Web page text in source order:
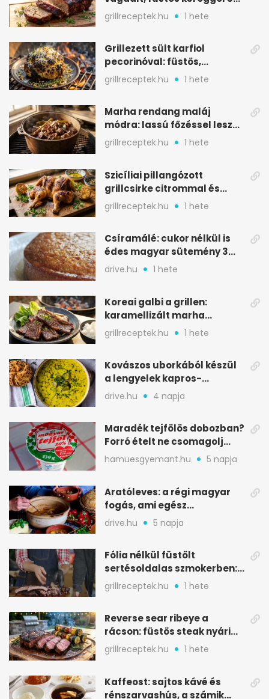
BBQ mázzal
grillreceptek.hu 1 hete
Grillezett sült karfiol
pecorinóval: füstös,
karamellizált nyári kedvenc
grillreceptek.hu 1 hete
Marha rendang maláj
módra: lassú főzéssel lesz
igazán szaftos
grillreceptek.hu 1 hete
Szicíliai pillangózott
grillcsirke citrommal és
oregánóval
grillreceptek.hu 1 hete
Csíramálé: cukor nélkül is
édes magyar sütemény 3
alapanyagból
drive.hu 1 hete
Koreai galbi a grillen:
karamellizált marha
rövidborda gyorsan
grillreceptek.hu 1 hete
Kovászos uborkából készül
a lengyelek kapros-
savanykás levese
drive.hu 4 napja
Maradék tejfölös dobozban?
Forró ételt ne csomagolj
ilyen tégelybe
hamuesgyemant.hu 5 napja
Aratóleves: a régi magyar
fogás, ami egész
csapatokat jóllakatott
drive.hu 5 napja
Fólia nélkül füstölt
sertésoldalas szmokerben:
ropogós bark, 6 óra
grillreceptek.hu 1 hete
Reverse sear ribeye a
rácson: füstös steak nyári
tökkebabbal
grillreceptek.hu 1 hete
Kaffeost: sajtos kávé és
rénszarvashús, a számik